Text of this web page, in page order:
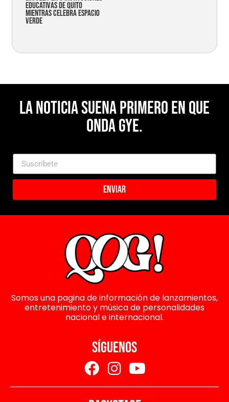
educativas de Quito
mientras celebra espacio
verde
La noticia suena primero en Que
Onda Gye.
Enviar
Somos una pagina de información de lanzamientos,
entretenimiento y música de personalidades
nacional e internacional.
SÍGUENOS